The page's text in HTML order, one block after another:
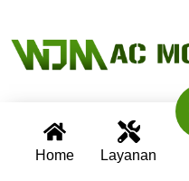
Home Layanan
Wijaya AC Mobil adalah
telah berpengalaman lebih